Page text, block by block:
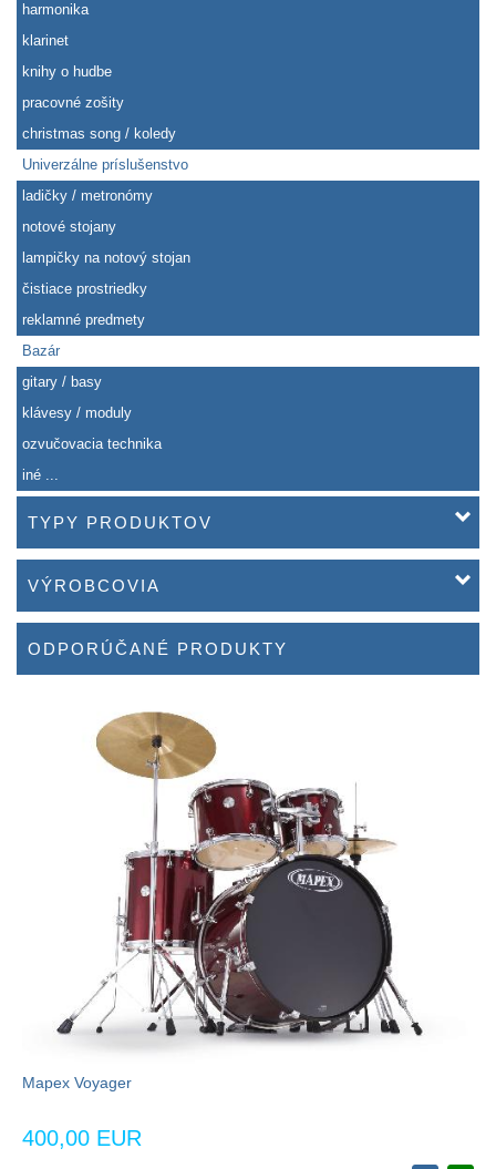
harmonika
klarinet
knihy o hudbe
pracovné zošity
christmas song / koledy
Univerzálne príslušenstvo
ladičky / metronómy
notové stojany
lampičky na notový stojan
čistiace prostriedky
reklamné predmety
Bazár
gitary / basy
klávesy / moduly
ozvučovacia technika
iné ...
TYPY PRODUKTOV
VÝROBCOVIA
ODPORÚČANÉ PRODUKTY
Mapex Voyager
400,00 EUR